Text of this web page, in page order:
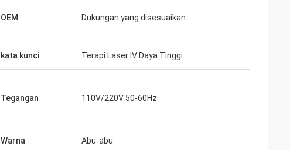
OEM Dukungan yang disesuaikan
kata kunci Terapi Laser IV Daya Tinggi
Tegangan 110V/220V 50-60Hz
Warna Abu-abu